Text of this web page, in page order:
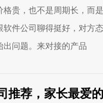
贵，也不是周期长，而
件公司聊得挺好，对方
问题。来对接的产品
推荐，家长最爱